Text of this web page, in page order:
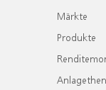
Märkte
Produkte